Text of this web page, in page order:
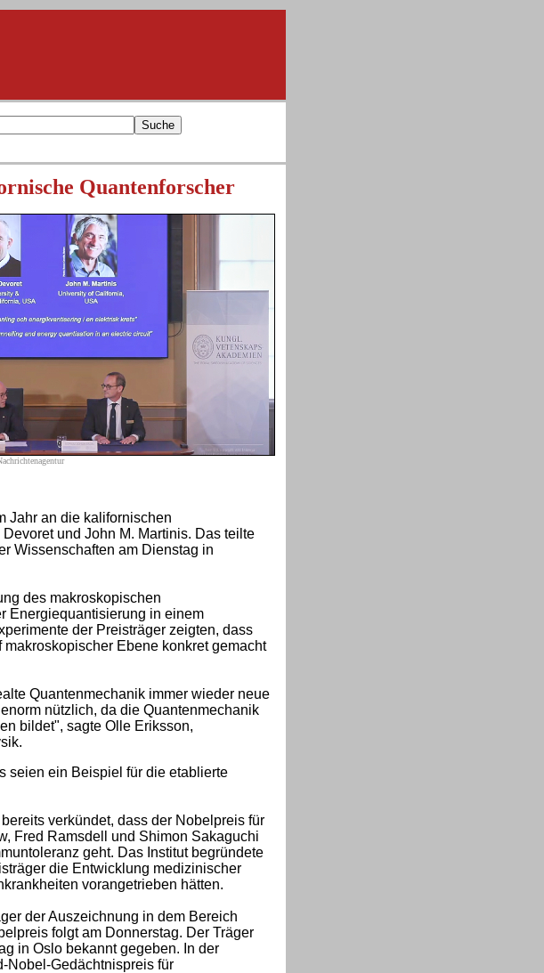
Quantenforscher
Jahr an die kalifornischen
und John M. Martinis. Das teilte
Wissenschaften am Dienstag in
des makroskopischen
Energiequantisierung in einem
der Preisträger zeigten, dass
Ebene konkret gemacht
Quantenmechanik immer wieder neue
nützlich, da die Quantenmechanik
bildet", sagte Olle Eriksson,
seien ein Beispiel für die etablierte
verkündet, dass der Nobelpreis für
Fred Ramsdell und Shimon Sakaguchi
geht. Das Institut begründete
die Entwicklung medizinischer
vorangetrieben hätten.
der Auszeichnung in dem Bereich
folgt am Donnerstag. Der Träger
in Oslo bekannt gegeben. In der
Nobel-Gedächtnispreis für